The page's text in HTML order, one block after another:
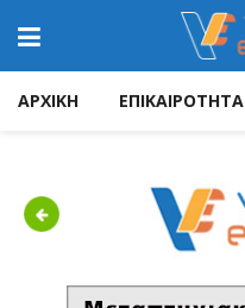
ΑΡΧΙΚΗ ΕΠΙΚΑΙΡΟΤΗΤΑ
Previous